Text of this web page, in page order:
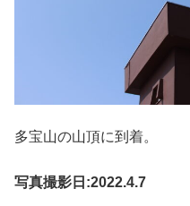
多宝山の山頂に到着。
写真撮影日:2022.4.7